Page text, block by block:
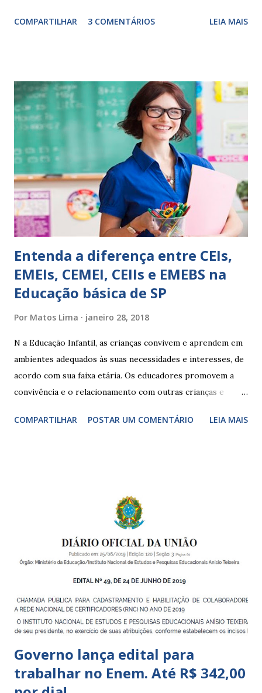
exercitação. E encontrar a melhor maneira de expressar o
sempre as intervenções feitas para ações apresentadas,
isso ressalta trabalho. SUGESTÕES DE PALAVRAS E
EXPRESSÕES PARA USO EM RELATÓRIOS Você pensa Você
escreve O aluno não sabe O aluno não adquiriu os
conceitos, está em fase de aprendizado. Não tem limites
Apresenta dificuldades de auto-regulação, pois… É nervoso
Ainda não desenvolveu habilidades para convívio no
ambiente...
COMPARTILHAR 3 COMENTÁRIOS LEIA MAIS
Entenda a diferença entre CEIs,
EMEIs, CEMEI, CEIIs e EMEBS na
Educação básica de SP
Por Matos Lima janeiro 28, 2018
N a Educação Infantil, as crianças convivem e aprendem em
ambientes adequados às suas necessidades e interesses, de
acordo com sua faixa etária. Os educadores promovem a
convivência e o relacionamento com outras crianças e
garantir o direito das crianças a uma educação integral e de
crianças de zero a 3 anos e 11 meses; – EMEIs - Escolas
Municipais de Educação Infantil, que atendem crianças de 4
a 5 anos e 11 meses; – CEMEI - Centro Municipal de
Educação Infantil, que recebe crianças de zero a 5 anos e 11
Indígena, e trabalham com cri...
COMPARTILHAR POSTAR UM COMENTÁRIO LEIA MAIS
Governo lança edital para
trabalhar no Enem. Até R$ 342,00